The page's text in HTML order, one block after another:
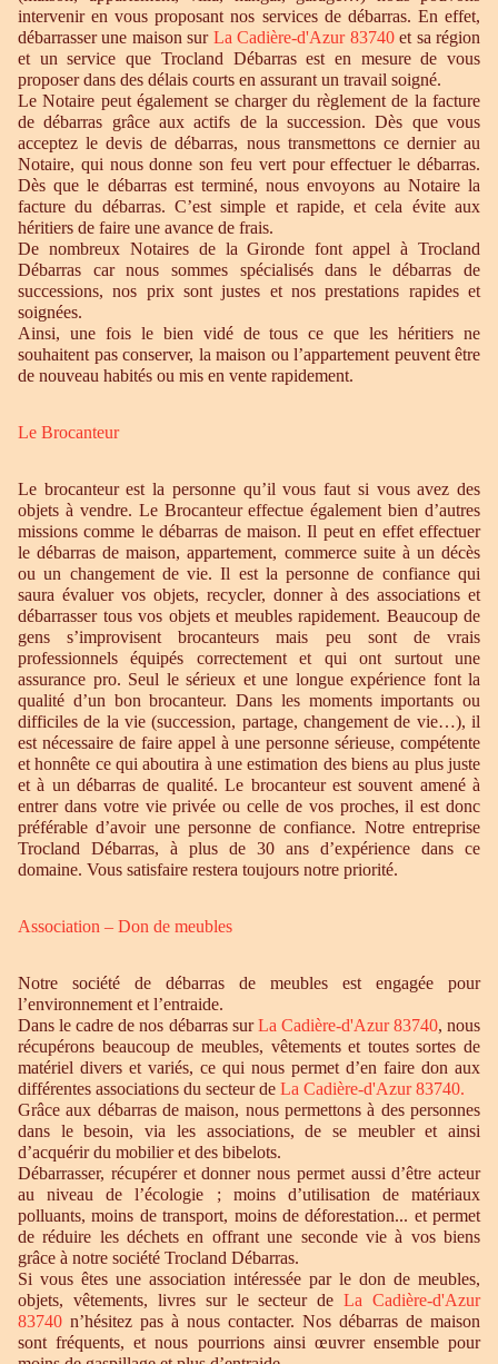
intervenir en vous proposant nos services de débarras. En effet,
débarrasser une maison sur La Cadière-d'Azur 83740et sa région
et un service que Trocland Débarras est en mesure de vous
proposer dans des délais courts en assurant un travail soigné.
Le Notaire peut également se charger du règlement de la facture
de débarras grâce aux actifs de la succession. Dès que vous
acceptez le devis de débarras, nous transmettons ce dernier au
Notaire, qui nous donne son feu vert pour effectuer le débarras.
Dès que le débarras est terminé, nous envoyons au Notaire la
facture du débarras. C’est simple et rapide, et cela évite aux
héritiers de faire une avance de frais.
De nombreux Notaires de la Gironde font appel à Trocland
Débarras car nous sommes spécialisés dans le débarras de
successions, nos prix sont justes et nos prestations rapides et
soignées.
Ainsi, une fois le bien vidé de tous ce que les héritiers ne
souhaitent pas conserver, la maison ou l’appartement peuvent être
de nouveau habités ou mis en vente rapidement.
Le Brocanteur
Le brocanteur est la personne qu’il vous faut si vous avez des
objets à vendre. Le Brocanteur effectue également bien d’autres
missions comme le débarras de maison. Il peut en effet effectuer
le débarras de maison, appartement, commerce suite à un décès
ou un changement de vie. Il est la personne de confiance qui
saura évaluer vos objets, recycler, donner à des associations et
débarrasser tous vos objets et meubles rapidement. Beaucoup de
gens s’improvisent brocanteurs mais peu sont de vrais
professionnels équipés correctement et qui ont surtout une
assurance pro. Seul le sérieux et une longue expérience font la
qualité d’un bon brocanteur. Dans les moments importants ou
difficiles de la vie (succession, partage, changement de vie…), il
est nécessaire de faire appel à une personne sérieuse, compétente
et honnête ce qui aboutira à une estimation des biens au plus juste
et à un débarras de qualité. Le brocanteur est souvent amené à
entrer dans votre vie privée ou celle de vos proches, il est donc
préférable d’avoir une personne de confiance. Notre entreprise
Trocland Débarras, à plus de 30 ans d’expérience dans ce
domaine. Vous satisfaire restera toujours notre priorité.
Association – Don de meubles
Notre société de débarras de meubles est engagée pour
l’environnement et l’entraide.
Dans le cadre de nos débarras surLa Cadière-d'Azur 83740, nous
récupérons beaucoup de meubles, vêtements et toutes sortes de
matériel divers et variés, ce qui nous permet d’en faire don aux
différentes associations du secteur de La Cadière-d'Azur 83740.
Grâce aux débarras de maison, nous permettons à des personnes
dans le besoin, via les associations, de se meubler et ainsi
d’acquérir du mobilier et des bibelots.
Débarrasser, récupérer et donner nous permet aussi d’être acteur
au niveau de l’écologie ; moins d’utilisation de matériaux
polluants, moins de transport, moins de déforestation... et permet
de réduire les déchets en offrant une seconde vie à vos biens
grâce à notre société Trocland Débarras.
Si vous êtes une association intéressée par le don de meubles,
objets, vêtements, livres sur le secteur deLa Cadière-d'Azur
83740 n’hésitez pas à nous contacter. Nos débarras de maison
sont fréquents, et nous pourrions ainsi œuvrer ensemble pour